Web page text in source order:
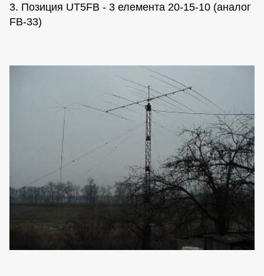
3. Позиция UT5FB - 3 елемента 20-15-10 (аналог
FB-33)